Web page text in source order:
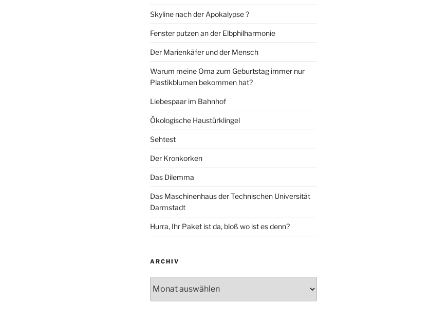
Skyline nach der Apokalypse ?
Fenster putzen an der Elbphilharmonie
Der Marienkäfer und der Mensch
Warum meine Oma zum Geburtstag immer nur
Plastikblumen bekommen hat?
Liebespaar im Bahnhof
Ökologische Haustürklingel
Sehtest
Der Kronkorken
Das Dilemma
Das Maschinenhaus der Technischen Universität
Darmstadt
Hurra, Ihr Paket ist da, bloß wo ist es denn?
ARCHIV